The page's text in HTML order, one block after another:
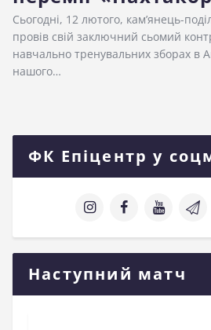
Сьогодні, 12 лютого, кам’янець-
провів свій заключний сьомий
навчально тренувальних зборах в
нашого…
ФК Епіцентр у
Наступний матч